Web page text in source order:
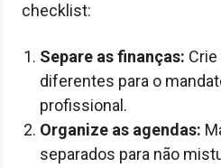
checklist:
Separe as finanças:
diferentes para o
profissional.
Organize as agendas:
separados para não